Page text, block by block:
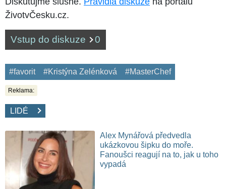
ŽivotvČesku.cz.
Vstup do diskuze 0
#favorit #Kristýna Zelénková #MasterChef
Reklama:
LIDÉ
Alex Mynářová předvedla
ukázkovou šipku do moře.
Fanoušci reagují na to, jak u toho
vypadá